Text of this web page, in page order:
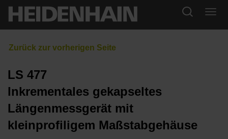
LS 477
Inkrementales gekapseltes
Längenmessgerät mit
kleinprofiligem Maßstabgehäuse